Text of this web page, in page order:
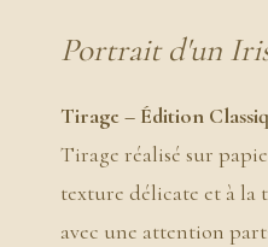
Portrait d'un
Tirage – Édition
Tirage réalisé sur
texture délicate et à la
avec une attention